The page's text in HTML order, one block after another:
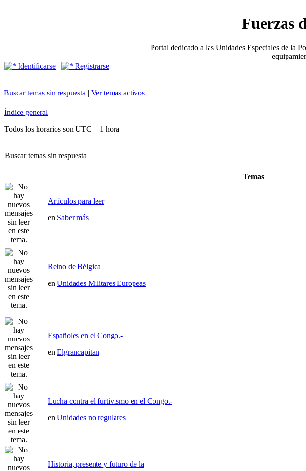
Fuerzas
Portal dedicado a las Unidades Especiales de la
Identificarse
Registrarse
Buscar temas sin respuesta | Ver temas activos
Índice general
Todos los horarios son UTC + 1 hora
Buscar temas sin respuesta
Temas
Artículos para leer
en Saber más
Reino de Bélgica
en Unidades Militares Europeas
Españoles en el Congo.-
en Elgrancapitan
Lucha contra el furtivismo en el Congo.-
en Unidades no regulares
Historia, presente y futuro de la